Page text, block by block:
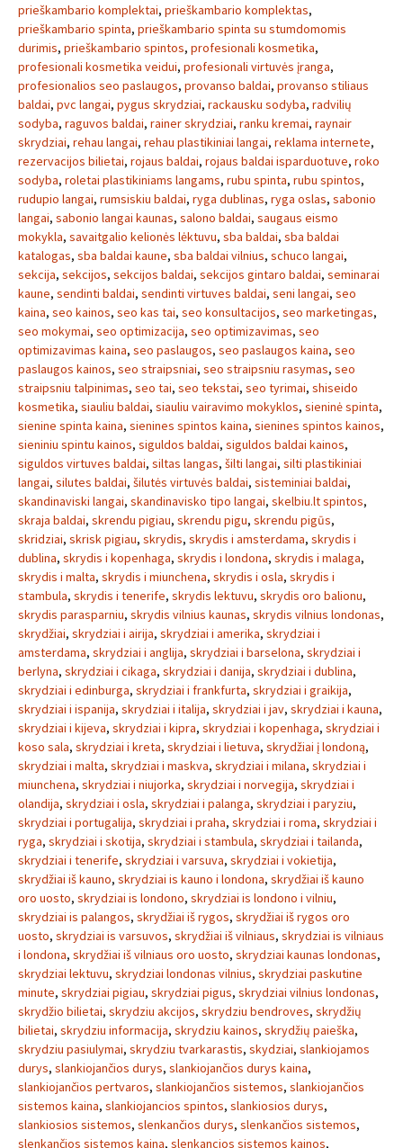
prieškambario komplektai, prieškambario komplektas,
prieškambario spinta, prieškambario spinta su stumdomomis
durimis, prieškambario spintos, profesionali kosmetika,
profesionali kosmetika veidui, profesionali virtuvės įranga,
profesionalios seo paslaugos, provanso baldai, provanso stiliaus
baldai, pvc langai, pygus skrydziai, rackausku sodyba, radvilių
sodyba, raguvos baldai, rainer skrydziai, ranku kremai, raynair
skrydziai, rehau langai, rehau plastikiniai langai, reklama internete,
rezervacijos bilietai, rojaus baldai, rojaus baldai isparduotuve, roko
sodyba, roletai plastikiniams langams, rubu spinta, rubu spintos,
rudupio langai, rumsiskiu baldai, ryga dublinas, ryga oslas, sabonio
langai, sabonio langai kaunas, salono baldai, saugaus eismo
mokykla, savaitgalio kelionės lėktuvu, sba baldai, sba baldai
katalogas, sba baldai kaune, sba baldai vilnius, schuco langai,
sekcija, sekcijos, sekcijos baldai, sekcijos gintaro baldai, seminarai
kaune, sendinti baldai, sendinti virtuves baldai, seni langai, seo
kaina, seo kainos, seo kas tai, seo konsultacijos, seo marketingas,
seo mokymai, seo optimizacija, seo optimizavimas, seo
optimizavimas kaina, seo paslaugos, seo paslaugos kaina, seo
paslaugos kainos, seo straipsniai, seo straipsniu rasymas, seo
straipsniu talpinimas, seo tai, seo tekstai, seo tyrimai, shiseido
kosmetika, siauliu baldai, siauliu vairavimo mokyklos, sieninė spinta,
sienine spinta kaina, sienines spintos kaina, sienines spintos kainos,
sieniniu spintu kainos, siguldos baldai, siguldos baldai kainos,
siguldos virtuves baldai, siltas langas, šilti langai, silti plastikiniai
langai, silutes baldai, šilutės virtuvės baldai, sisteminiai baldai,
skandinaviski langai, skandinavisko tipo langai, skelbiu.lt spintos,
skraja baldai, skrendu pigiau, skrendu pigu, skrendu pigūs,
skridziai, skrisk pigiau, skrydis, skrydis i amsterdama, skrydis i
dublina, skrydis i kopenhaga, skrydis i londona, skrydis i malaga,
skrydis i malta, skrydis i miunchena, skrydis i osla, skrydis i
stambula, skrydis i tenerife, skrydis lektuvu, skrydis oro balionu,
skrydis parasparniu, skrydis vilnius kaunas, skrydis vilnius londonas,
skrydžiai, skrydziai i airija, skrydziai i amerika, skrydziai i
amsterdama, skrydziai i anglija, skrydziai i barselona, skrydziai i
berlyna, skrydziai i cikaga, skrydziai i danija, skrydziai i dublina,
skrydziai i edinburga, skrydziai i frankfurta, skrydziai i graikija,
skrydziai i ispanija, skrydziai i italija, skrydziai i jav, skrydziai i kauna,
skrydziai i kijeva, skrydziai i kipra, skrydziai i kopenhaga, skrydziai i
koso sala, skrydziai i kreta, skrydziai i lietuva, skrydžiai į londoną,
skrydziai i malta, skrydziai i maskva, skrydziai i milana, skrydziai i
miunchena, skrydziai i niujorka, skrydziai i norvegija, skrydziai i
olandija, skrydziai i osla, skrydziai i palanga, skrydziai i paryziu,
skrydziai i portugalija, skrydziai i praha, skrydziai i roma, skrydziai i
ryga, skrydziai i skotija, skrydziai i stambula, skrydziai i tailanda,
skrydziai i tenerife, skrydziai i varsuva, skrydziai i vokietija,
skrydžiai iš kauno, skrydziai is kauno i londona, skrydžiai iš kauno
oro uosto, skrydziai is londono, skrydziai is londono i vilniu,
skrydziai is palangos, skrydžiai iš rygos, skrydžiai iš rygos oro
uosto, skrydziai is varsuvos, skrydžiai iš vilniaus, skrydziai is vilniaus
i londona, skrydžiai iš vilniaus oro uosto, skrydziai kaunas londonas,
skrydziai lektuvu, skrydziai londonas vilnius, skrydziai paskutine
minute, skrydziai pigiau, skrydziai pigus, skrydziai vilnius londonas,
skrydžio bilietai, skrydziu akcijos, skrydziu bendroves, skrydžių
bilietai, skrydziu informacija, skrydziu kainos, skrydžių paieška,
skrydziu pasiulymai, skrydziu tvarkarastis, skydziai, slankiojamos
durys, slankiojančios durys, slankiojančios durys kaina,
slankiojančios pertvaros, slankiojančios sistemos, slankiojančios
sistemos kaina, slankiojancios spintos, slankiosios durys,
slankiosios sistemos, slenkančios durys, slenkančios sistemos,
slenkančios sistemos kaina, slenkancios sistemos kainos,